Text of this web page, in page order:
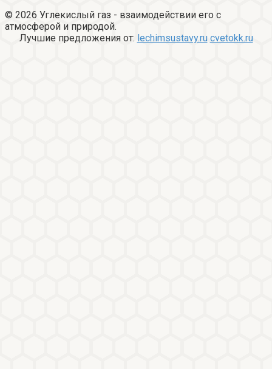
© 2026 Углекислый газ - взаимодействии его с
атмосферой и природой.
Лучшие предложения от: lechimsustavy.ru cvetokk.ru